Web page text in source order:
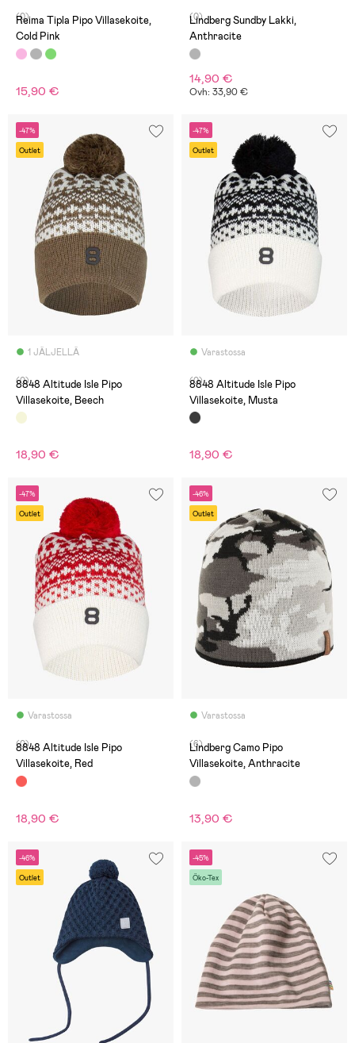
(0)
Reima Tipla Pipo Villasekoite,
Cold Pink
15,90 €
(0)
Lindberg Sundby Lakki,
Anthracite
14,90 €
Ovh: 33,90 €
-47%
Outlet
1 JÄLJELLÄ
(0)
8848 Altitude Isle Pipo
Villasekoite, Beech
18,90 €
-47%
Outlet
Varastossa
(0)
8848 Altitude Isle Pipo
Villasekoite, Musta
18,90 €
-47%
Outlet
Varastossa
(0)
8848 Altitude Isle Pipo
Villasekoite, Red
18,90 €
-46%
Outlet
Varastossa
(6)
Lindberg Camo Pipo
Villasekoite, Anthracite
13,90 €
-46%
Outlet
-45%
Öko-Tex